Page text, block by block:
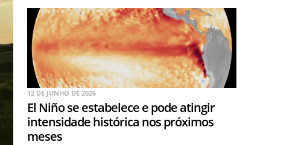
12 DE JUNHO DE 2026
El Niño se estabelece e pode atingir
intensidade histórica nos próximos
meses